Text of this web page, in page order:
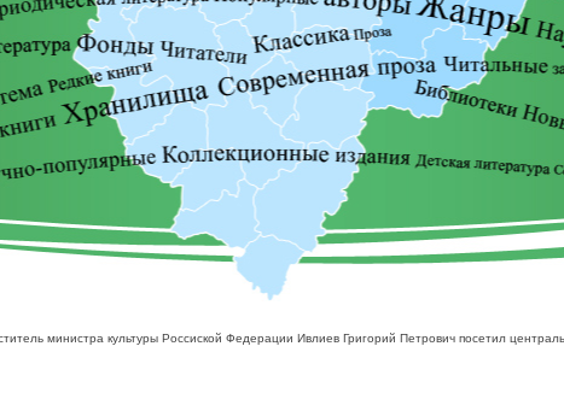
министра культуры Россиской Федерации Ивлиев Григорий Петрович посетил